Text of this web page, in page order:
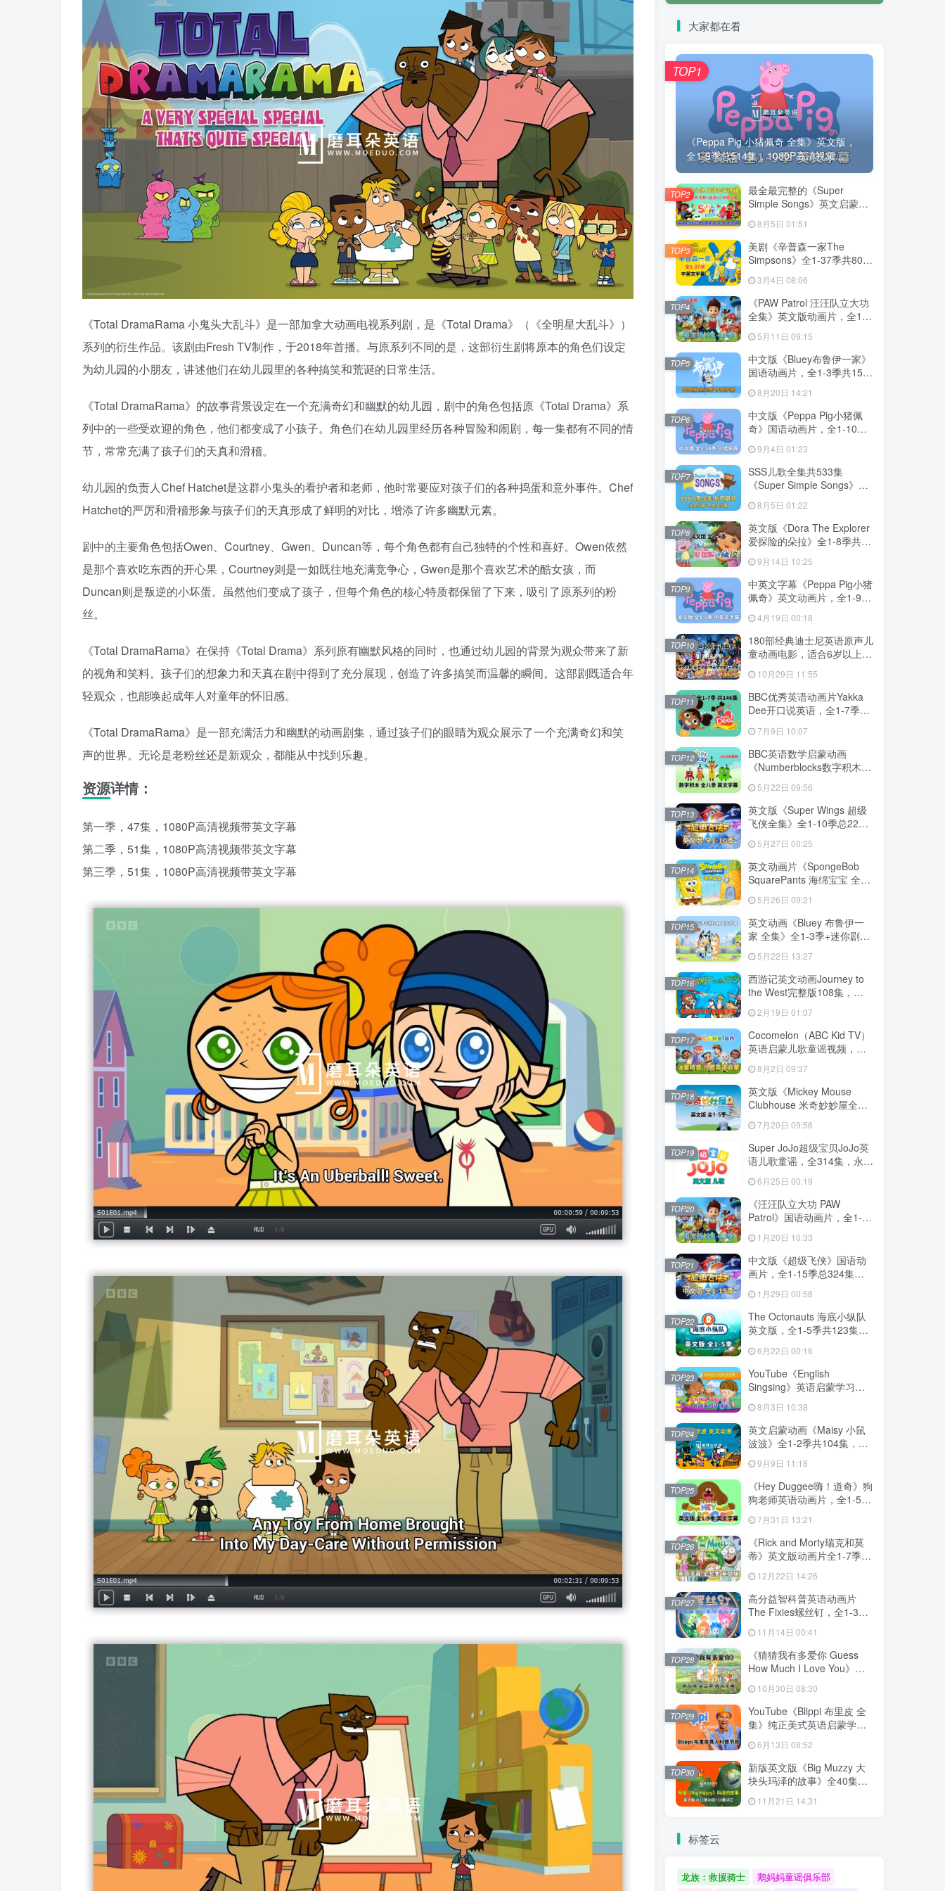
《Total DramaRama 小鬼头大乱斗》是一部加拿大动画电视系列剧，是《Total Drama》（《全明星大乱斗》）
系列的衍生作品。该剧由Fresh TV制作，于2018年首播。与原系列不同的是，这部衍生剧将原本的角色们设定
为幼儿园的小朋友，讲述他们在幼儿园里的各种搞笑和荒诞的日常生活。
《Total DramaRama》的故事背景设定在一个充满奇幻和幽默的幼儿园，剧中的角色包括原《Total Drama》系
列中的一些受欢迎的角色，他们都变成了小孩子。角色们在幼儿园里经历各种冒险和闹剧，每一集都有不同的情
节，常常充满了孩子们的天真和滑稽。
幼儿园的负责人Chef Hatchet是这群小鬼头的看护者和老师，他时常要应对孩子们的各种捣蛋和意外事件。Chef
Hatchet的严厉和滑稽形象与孩子们的天真形成了鲜明的对比，增添了许多幽默元素。
剧中的主要角色包括Owen、Courtney、Gwen、Duncan等，每个角色都有自己独特的个性和喜好。Owen依然
是那个喜欢吃东西的开心果，Courtney则是一如既往地充满竞争心，Gwen是那个喜欢艺术的酷女孩，而
Duncan则是叛逆的小坏蛋。虽然他们变成了孩子，但每个角色的核心特质都保留了下来，吸引了原系列的粉
丝。
《Total DramaRama》在保持《Total Drama》系列原有幽默风格的同时，也通过幼儿园的背景为观众带来了新
的视角和笑料。孩子们的想象力和天真在剧中得到了充分展现，创造了许多搞笑而温馨的瞬间。这部剧既适合年
轻观众，也能唤起成年人对童年的怀旧感。
《Total DramaRama》是一部充满活力和幽默的动画剧集，通过孩子们的眼睛为观众展示了一个充满奇幻和笑
声的世界。无论是老粉丝还是新观众，都能从中找到乐趣。
资源详情：
第一季，47集，1080P高清视频带英文字幕
第二季，51集，1080P高清视频带英文字幕
第三季，51集，1080P高清视频带英文字幕
大家都在看
《Peppa Pig 小猪佩奇 全集》英文版，
全1-9季总514集，1080P高清视频...
TOP1
最全最完整的《Super
Simple Songs》英文启蒙儿
画视频，各系列总共2115集
视频，1080P高清视频带英
文字幕，百度网盘下载！
8月5日 01:51
TOP2
美剧《辛普森一家The
Simpsons》全1-37季共802
度网盘下载！
3月4日 08:06
TOP3
《PAW Patrol 汪汪队立大功
全集》英文版动画片，全1-
视频带英文字幕，带配套音
频MP3，百度网盘下载！
5月11日 09:15
TOP4
中文版《Bluey布鲁伊一家》
国语动画片，全1-3季共156
字幕，百度网盘下载！
8月20日 14:21
TOP5
中文版《Peppa Pig小猪佩
奇》国语动画片，全1-10季
百度网盘下载！
9月4日 01:23
TOP6
SSS儿歌全集共533集
《Super Simple Songs》
1080P高清视频带英文字幕
+中英文字幕+配套音频
MP3，百度网盘下载！
8月5日 01:22
TOP7
英文版《Dora The Explorer
爱探险的朵拉》全1-8季共
173集，带英文字幕和配套音
频MP3，百度网盘下载！
9月14日 10:25
TOP8
中英文字幕《Peppa Pig小猪
佩奇》英文动画片，全1-9季
共415集，1080P高清视频，
带配套音频MP3，百度网盘
下载！
4月19日 00:18
TOP9
180部经典迪士尼英语原声儿
童动画电影，适合6岁以上，
720P高清电影视频带中英文
字幕，百度网盘下载！
10月29日 11:55
TOP10
BBC优秀英语动画片Yakka
Dee开口说英语，全1-7季总
英文字幕，百度网盘下载！
7月9日 10:07
TOP11
BBC英语数学启蒙动画
《Numberblocks数字积木》
198集，1080P高清视频带英
文字幕，带配套音频MP3，
百度网盘下载！
5月22日 09:56
TOP12
英文版《Super Wings 超级
飞侠全集》全1-10季总224
字幕，带配套音频MP3，百
度网盘下载！
5月27日 00:25
TOP13
英文动画片《SpongeBob
SquarePants 海绵宝宝 全
清视频带英文字幕，百度网
盘下载！
5月26日 09:21
TOP14
英文动画《Bluey 布鲁伊一
家 全集》全1-3季+迷你剧共
文字幕，送音频MP3，百度
网盘下载！
5月22日 13:27
TOP15
西游记英文动画Journey to
the West完整版108集，
幕，百度网盘下载！
2月19日 01:07
TOP16
Cocomelon（ABC Kid TV）
英语启蒙儿歌童谣视频，全
1199集，1080P高清视频带
英文字幕，带音频MP3，百
度网盘下载！
8月2日 09:37
TOP17
英文版《Mickey Mouse
Clubhouse 米奇妙妙屋全
集》全1-5季总148集，
1080P高清视频带英文字
幕，带配套音频MP3，百度
网盘下载！
7月20日 09:56
TOP18
Super JoJo超级宝贝JoJo英
语儿歌童谣，全314集，永久
免费更新，1080P高清视频
带英文字幕，百度网盘下
载！
6月25日 00:19
TOP19
《汪汪队立大功 PAW
Patrol》国语动画片，全1-10
季总257集，1080P高清视
频，百度网盘下载！
1月20日 10:33
TOP20
中文版《超级飞侠》国语动
画片，全1-15季总324集，
1080P高清视频带中文字
幕，百度网盘下载！
1月29日 00:58
TOP21
The Octonauts 海底小纵队
英文版，全1-5季共123集，
幕，带配套音频MP3，百度
网盘下载！
6月22日 00:16
TOP22
YouTube《English
Singsing》英语启蒙学习自
话，故事等，全套共1364
集，1080P高清视频带英文
字幕，百度网盘下载！
8月3日 10:38
TOP23
英文启蒙动画《Maisy 小鼠
波波》全1-2季共104集，标
盘下载！
9月9日 11:18
TOP24
《Hey Duggee嗨！道奇》狗
狗老师英语动画片，全1-5季
英文字幕，百度网盘下载！
7月31日 13:21
TOP25
《Rick and Morty瑞克和莫
蒂》英文版动画片全1-7季共
文字幕，百度网盘下载！
12月22日 14:26
TOP26
高分益智科普英语动画片
The Fixies螺丝钉，全1-3季
视频带中英文字幕，百度网
盘下载！
11月14日 00:41
TOP27
《猜猜我有多爱你 Guess
How Much I Love You》英
语动画片，全3季共78集，
1080P高清视频带英文字
幕，百度网盘下载！
10月30日 08:30
TOP28
YouTube《Blippi 布里皮 全
集》纯正美式英语启蒙学习
英语视频，全1008集，
1080P高清视频带英文字
幕，百度网盘下载！
6月13日 08:52
TOP29
新版英文版《Big Muzzy 大
块头玛泽的故事》全40集，
1080P高清视频带英文字
幕，视频+音频+游戏+PDF教
11月21日 14:31
TOP30
标签云
龙族：救援骑士
鹅妈妈童谣俱乐部